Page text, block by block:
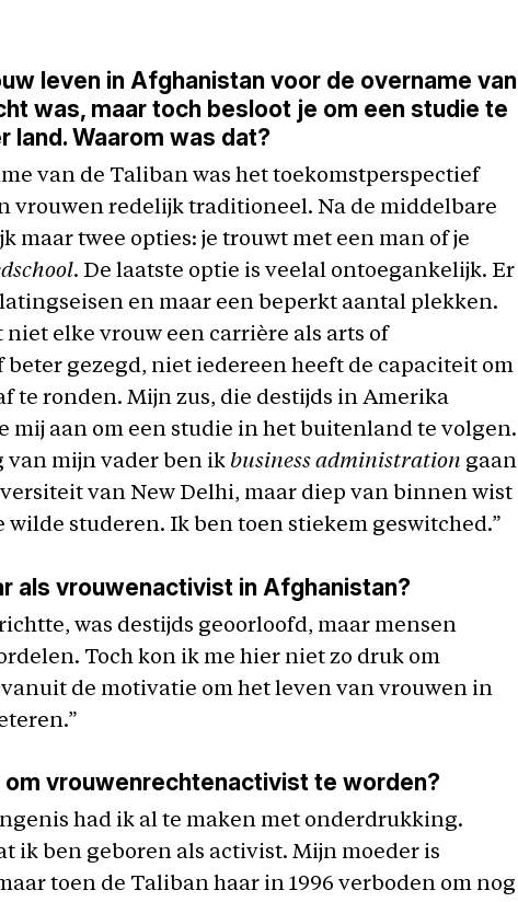
leven in Afghanistan voor de overname van
was, maar toch besloot je om een studie te
land. Waarom was dat?
van de Taliban was het toekomstperspectief
vrouwen redelijk traditioneel. Na de middelbare
maar twee opties: je trouwt met een man of je
. De laatste optie is veelal ontoegankelijk. Er
en maar een beperkt aantal plekken.
elke vrouw een carrière als arts of
gezegd, niet iedereen heeft de capaciteit om
te ronden. Mijn zus, die destijds in Amerika
mij aan om een studie in het buitenland te volgen.
van mijn vader ben ik business administration gaan
van New Delhi, maar diep van binnen wist
studeren. Ik ben toen stiekem geswitched.”
als vrouwenactivist in Afghanistan?
was destijds geoorloofd, maar mensen
Toch kon ik me hier niet zo druk om
de motivatie om het leven van vrouwen in
vrouwenrechtenactivist te worden?
had ik al te maken met onderdrukking.
ik ben geboren als activist. Mijn moeder is
toen de Taliban haar in 1996 verboden om nog